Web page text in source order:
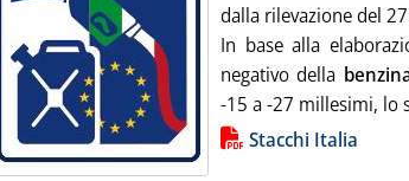
dalla rilevazione del
In base alla
negativo della
-15 a -27 millesimi, lo
Lista allegati PDF alla notizia
Stacchi Italia